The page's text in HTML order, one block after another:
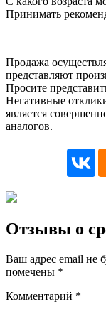
Принимать
Продажа
представляют
Просите
Негативные
является
аналогов.
Отзывы о
Ваш адрес email не
помечены *
Комментарий *